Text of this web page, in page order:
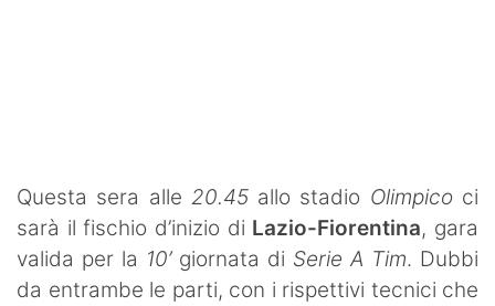
SHOP LAZIO
Contatti
Questa sera alle 20.45allo stadio Olimpicoci
sarà il fischio d’inizio di Lazio-Fiorentina, gara
valida per la 10’giornata di Serie A Tim. Dubbi
da entrambe le parti, con i rispettivi tecnici che